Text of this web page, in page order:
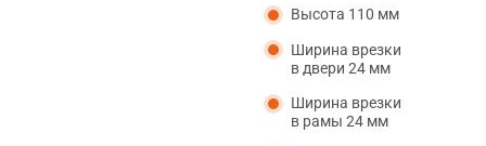
Высота 110 мм
Ширина врезки
в двери 24 мм
Ширина врезки
в рамы 24 мм